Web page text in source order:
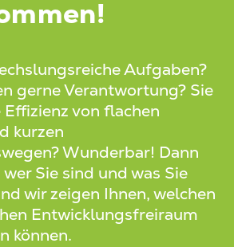
Aufgaben?
gerne Verantwortung? Sie
von flachen
kurzen
Wunderbar! Dann
Sie sind und was Sie
wir zeigen Ihnen, welchen
Entwicklungsfreiraum
können.